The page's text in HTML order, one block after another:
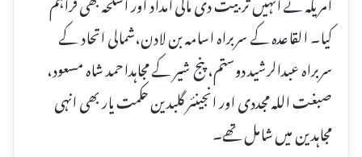
کیا۔ القاعدہ کے سربراہ اسامہ بن لادن،شمالی اتحاد کے
سربراہ عبدالرشید دوستم، پنج شیر کے مجاہداحمد شاہ مسعود،
صبغت اللہ مجددی اور انجینئر گلبدین حکمت یار بھی انہی
مجاہدین میں شامل تھے۔